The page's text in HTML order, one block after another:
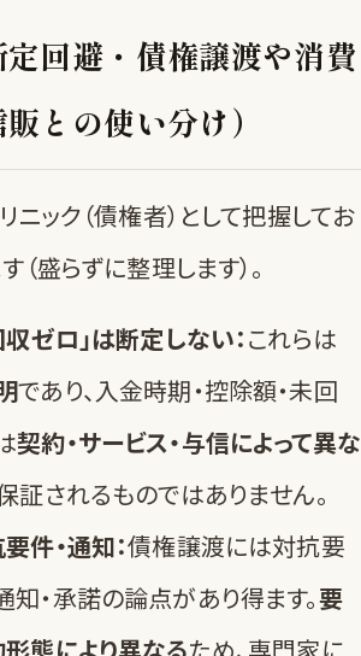
回避・債権譲渡や消費
との使い分け）
ニック（債権者）として把握してお
（盛らずに整理します）。
収ゼロ」は断定しない：これらは
であり、入金時期・控除額・未回
契約・サービス・与信によって異な
証されるものではありません。
件・通知：債権譲渡には対抗要
・承諾の論点があり得ます。要